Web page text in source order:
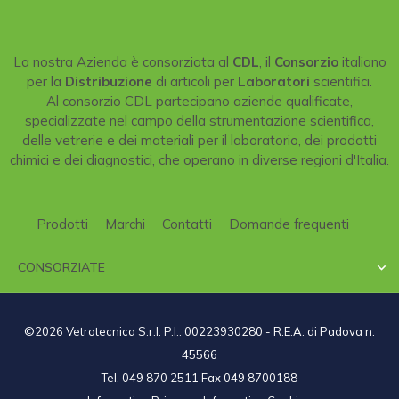
La nostra Azienda è consorziata al CDL, il Consorzioitaliano
per la Distribuzione di articoli per Laboratori scientifici.
Al consorzio CDL partecipano aziende qualificate,
specializzate nel campo della strumentazione scientifica,
delle vetrerie e dei materiali per il laboratorio, dei prodotti
chimici e dei diagnostici, che operano in diverse regioni d'Italia.
Prodotti Marchi Contatti Domande frequenti
CONSORZIATE 
©2026 Vetrotecnica S.r.l. P.I.: 00223930280 - R.E.A. di Padova n.
45566
Tel. 049 870 2511 Fax 049 8700188